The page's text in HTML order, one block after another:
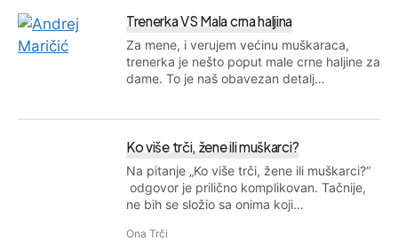
Trenerka VS Mala crna haljina
Za mene, i verujem većinu muškaraca,
trenerka je nešto poput male crne haljine za
dame. To je naš obavezan detalj…
Ko više trči, žene ili muškarci?
Na pitanje „Ko više trči, žene ili muškarci?“
odgovor je prilično komplikovan. Tačnije,
ne bih se složio sa onima koji…
Ona Trči